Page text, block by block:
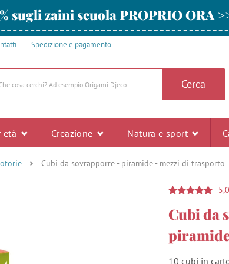
sugli zaini scuola PROPRIO ORA
Spedizione e pagamento
Cerca
età Creazione Natura e sport
Cubi da sovrapporre - piramide - mezzi di trasporto
5,0
Cubi da
10 cubi in